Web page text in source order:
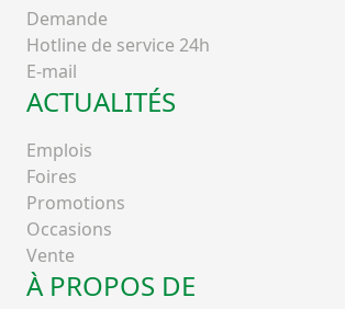
Demande
Hotline de service 24h
E-mail
ACTUALITÉS
Emplois
Foires
Promotions
Occasions
Vente
À PROPOS DE